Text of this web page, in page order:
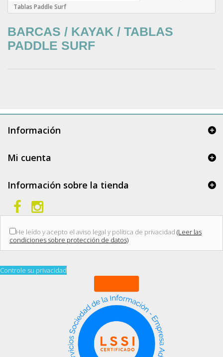
Tablas Paddle Surf
BARCAS / KAYAK / TABLAS
PADDLE SURF
Información
Mi cuenta
Información sobre la tienda
He leído y acepto el aviso legal y política de privacidad (Leer las
condiciones sobre protección de datos)
Controle su privacidad